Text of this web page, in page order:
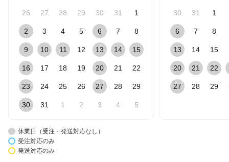
26 27 28 29 30 31 1
2 3 4 5 6 7 8
9 10 11 12 13 14 15
16 17 18 19 20 21 22
23 24 25 26 27 28 29
30 31 1 2 3 4 5
30 31 1
6 7 8
13 14 15
20 21 22
27 28 29
休業日（受注・発送対応なし）
受注対応のみ
発送対応のみ